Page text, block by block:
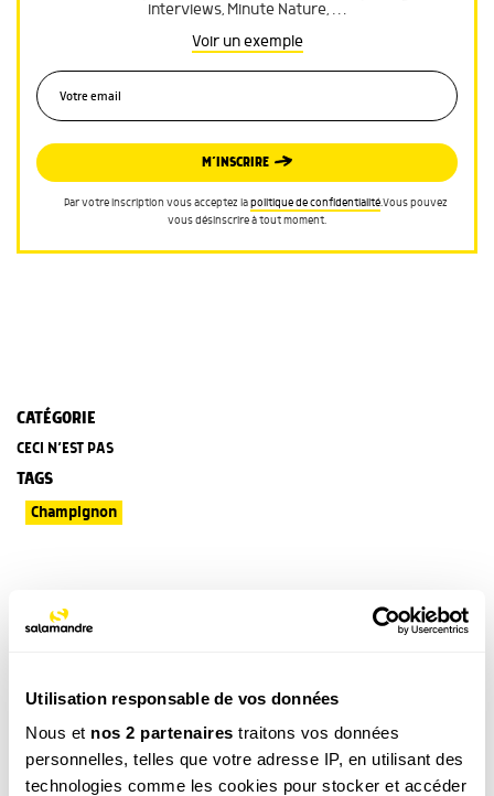
Utilisation responsable de vos données
Nous et nos 2 partenaires traitons vos données
personnelles, telles que votre adresse IP, en utilisant des
technologies comme les cookies pour stocker et accéder
interviews, Minute Nature, …
Voir un exemple
M’INSCRIRE
Par votre inscription vous acceptez lapolitique de confidentialité.Vous pouvez
vous désinscrire à tout moment.
CATÉGORIE
CECI N’EST PAS
TAGS
Champignon
Ces produits pourraient vous